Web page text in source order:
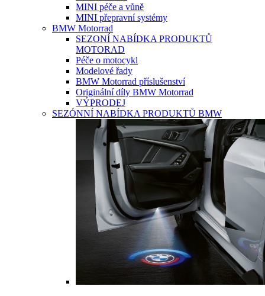
MINI péče a vůně
MINI přepravní systémy
BMW Motorrad
SEZONÍ NABÍDKA PRODUKTŮ
MOTORAD
Péče o motocykl
Modelové řady
BMW Motorrad příslušenství
Originální díly BMW Motorrad
VÝPRODEJ
SEZÓNNÍ NABÍDKA PRODUKTŮ BMW